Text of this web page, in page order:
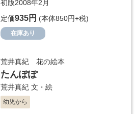
初版2008年2月
定価935円 (本体850円+税)
在庫あり
荒井真紀 花の絵本
たんぽぽ
荒井真紀 文・絵
幼児から